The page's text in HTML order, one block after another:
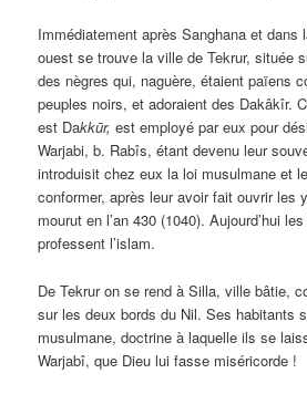
Immédiatement après Sanghana et dans
ouest se trouve la ville de Tekrur, située
des nègres qui, naguère, étaient païens
peuples noirs, et adoraient des Dakâkîr.
est Dakkūr,est employé par eux pour
Warjabi, b. Rabîs, étant devenu leur
introduisit chez eux la loi musulmane et
conformer, après leur avoir fait ouvrir les
mourut en l’an 430 (1040). Aujourd’hui
professent l’islam.
De Tekrur on se rend à Silla, ville bâtie,
sur les deux bords du Nil. Ses habitants
musulmane, doctrine à laquelle ils se
Warjabî, que Dieu lui fasse miséricorde !